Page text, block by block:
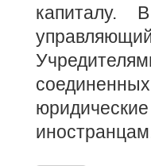
капиталу.